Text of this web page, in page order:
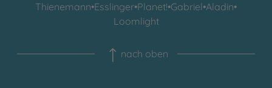
Thienemann•Esslinger•Planet!•Gabriel•Aladin•
Loomlight
nach oben